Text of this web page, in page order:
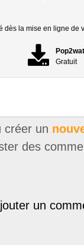
dès la mise en ligne de
Gratuit
un
des
un